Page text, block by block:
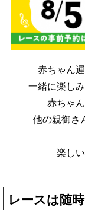
赤ちゃん
一緒に楽し
赤ちゃ
他の親御さ
楽し
レースは随時